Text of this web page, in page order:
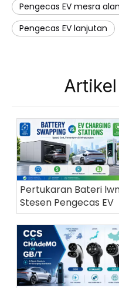
Pengecas EV mesra
Pengecas EV lanjutan
Pertukaran Bateri
Stesen Pengecas EV